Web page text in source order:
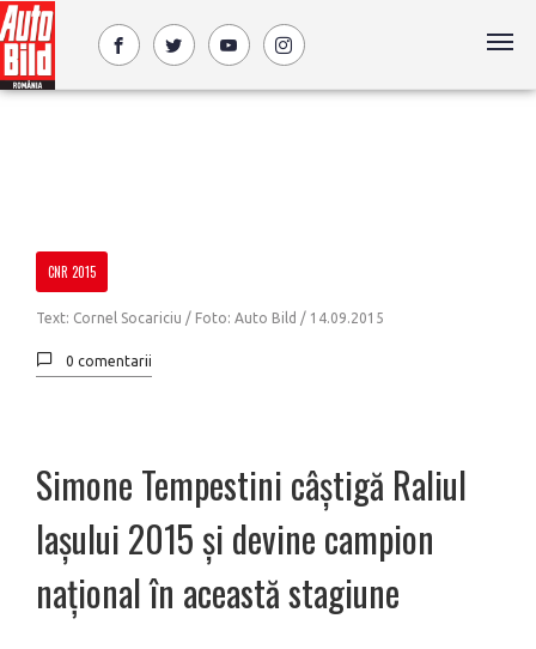
CNR 2015
Text: Cornel Socariciu / Foto: Auto Bild / 14.09.2015
0 comentarii
Simone Tempestini câștigă Raliul
Iașului 2015 și devine campion
național în această stagiune